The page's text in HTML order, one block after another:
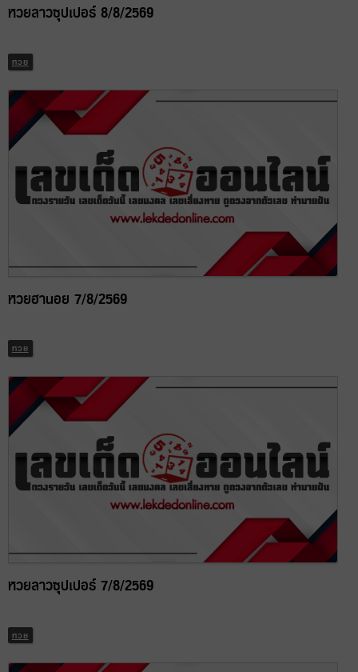
หวยลาวซุปเปอร์ 8/8/2569
หวย
หวยฮานอย 7/8/2569
หวย
หวยลาวซุปเปอร์ 7/8/2569
หวย